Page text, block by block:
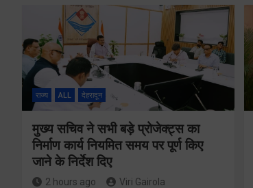
राज्य ALL देहरादून
मुख्य सचिव ने सभी बड़े प्रोजेक्ट्स का
निर्माण कार्य नियमित समय पर पूर्ण किए
जाने के निर्देश दिए
2 hours ago Viri Gairola